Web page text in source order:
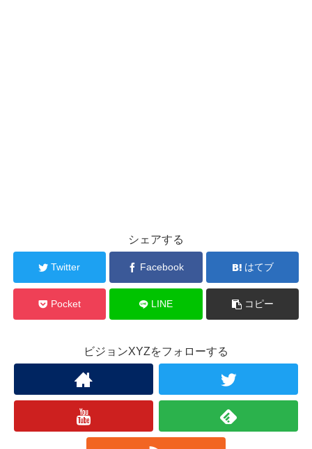
シェアする
Twitter Facebook はてブ
Pocket LINE コピー
ビジョンXYZをフォローする